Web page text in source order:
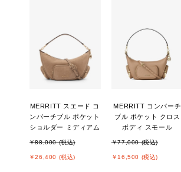
MERRITT スエード コ
ンバーチブル ポケット
ショルダー ミディアム
￥88,000 (税込)
￥26,400 (税込)
MERRITT コンバーチ
ブル ポケット クロス
ボディ スモール
￥77,000 (税込)
￥16,500 (税込)